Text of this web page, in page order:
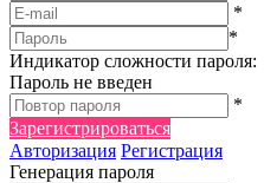
*
*
Индикатор сложности пароля:
Пароль не введен
*
Зарегистрироваться
Авторизация Регистрация
Генерация пароля